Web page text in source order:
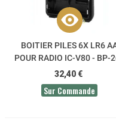
BOITIER PILES 6X LR6
POUR RADIO IC-V80 - BP-
ICOM
32,40 €
Sur Commande